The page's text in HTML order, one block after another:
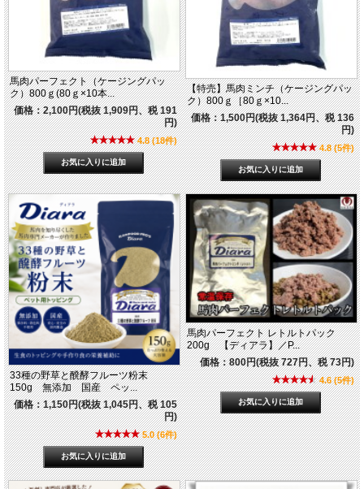
馬肉パーフェクト（ケージングパッ
ク）800ｇ(80ｇ×10本...
価格：2,100円(税抜 1,909円、税 191
円)
4.8 (18件)
【特売】馬肉ミンチ（ケージングパッ
ク）800ｇ［80ｇ×10...
価格：1,500円(税抜 1,364円、税 136
円)
4.8 (5件)
33種の野草と醗酵フルーツ粉末
150g 無添加 国産 ペッ...
価格：1,150円(税抜 1,045円、税 105
円)
5.0 (6件)
馬肉パーフェクト レトルトパック
200g 【ディアラ】／P...
価格：800円(税抜 727円、税 73円)
4.6 (5件)